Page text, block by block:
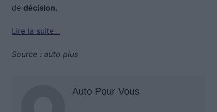
de décision.
Lire la suite…
Source : auto plus
Auto Pour Vous